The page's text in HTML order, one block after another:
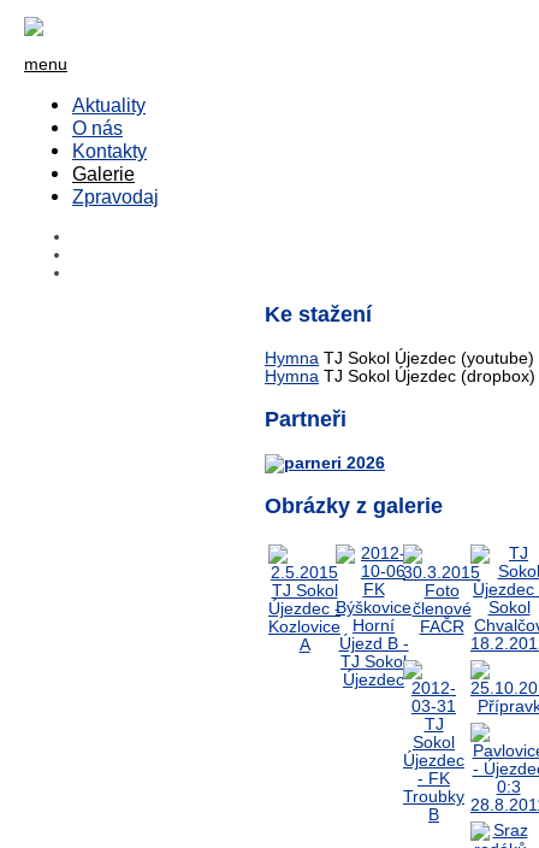
menu
Aktuality
O nás
Kontakty
Galerie
Zpravodaj
Ke stažení
Hymna TJ Sokol Újezdec (youtube)
Hymna TJ Sokol Újezdec (dropbox)
Partneři
Obrázky z galerie